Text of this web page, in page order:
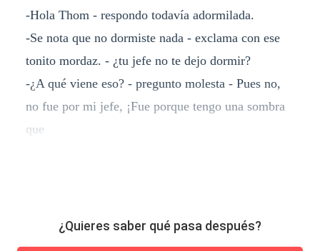
-Hola Thom - respondo todavía adormilada.
-Se nota que no dormiste nada - exclama con ese
tonito mordaz. - ¿tu jefe no te dejo dormir?
-¿A qué viene eso? - pregunto molesta - Pues no,
no fue por mi jefe, ¡Fue porque tengo una sombra
que
¿Quieres saber qué pasa después?